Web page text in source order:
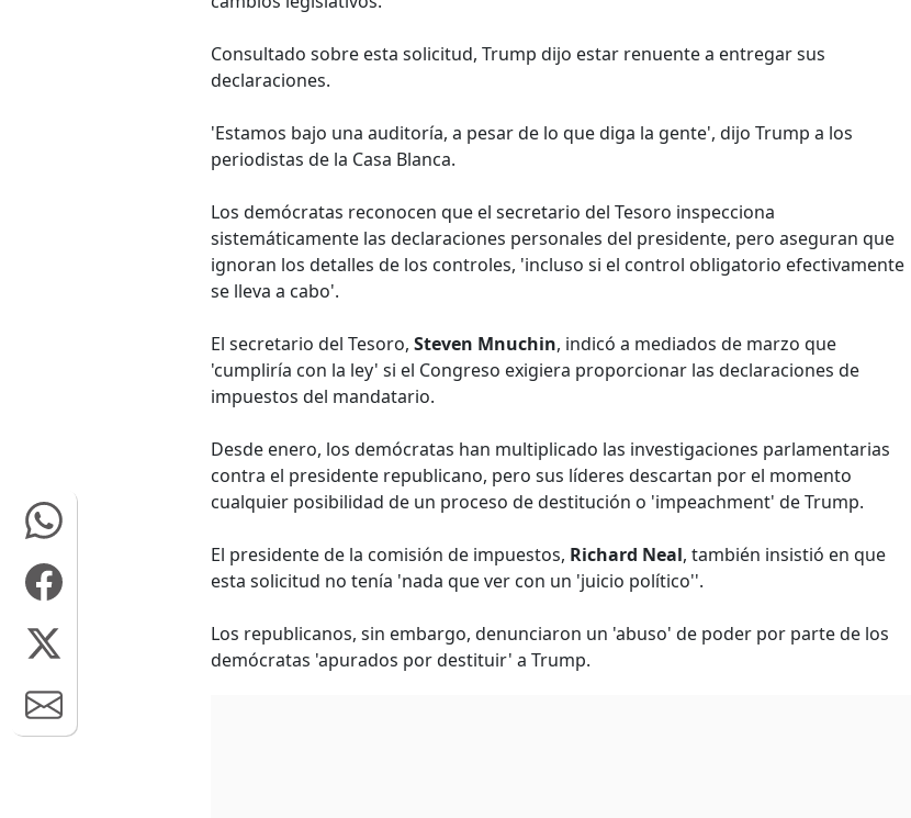
Consultado sobre esta solicitud, Trump dijo estar renuente a entregar sus
declaraciones.
'Estamos bajo una auditoría, a pesar de lo que diga la gente', dijo Trump a los
periodistas de la Casa Blanca.
Los demócratas reconocen que el secretario del Tesoro inspecciona
sistemáticamente las declaraciones personales del presidente, pero aseguran que
ignoran los detalles de los controles, 'incluso si el control obligatorio efectivamente
se lleva a cabo'.
El secretario del Tesoro, Steven Mnuchin, indicó a mediados de marzo que
'cumpliría con la ley' si el Congreso exigiera proporcionar las declaraciones de
impuestos del mandatario.
Desde enero, los demócratas han multiplicado las investigaciones parlamentarias
contra el presidente republicano, pero sus líderes descartan por el momento
cualquier posibilidad de un proceso de destitución o 'impeachment' de Trump.
El presidente de la comisión de impuestos, Richard Neal, también insistió en que
esta solicitud no tenía 'nada que ver con un 'juicio político''.
Los republicanos, sin embargo, denunciaron un 'abuso' de poder por parte de los
demócratas 'apurados por destituir' a Trump.